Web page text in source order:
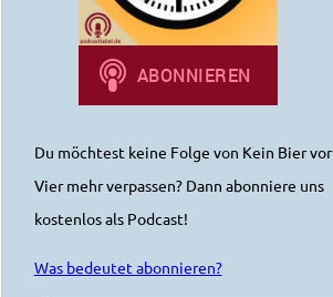
Du möchtest keine Folge von Kein Bier vor
Vier mehr verpassen? Dann abonniere uns
kostenlos als Podcast!
Was bedeutet abonnieren?